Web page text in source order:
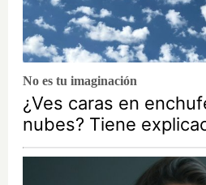
No es tu imaginación
¿Ves caras en
nubes? Tiene